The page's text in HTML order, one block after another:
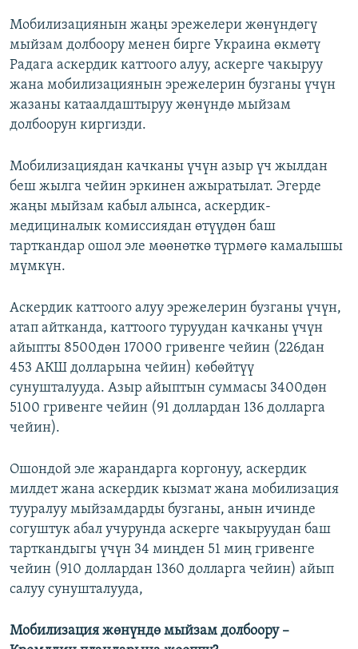
Мобилизациянын жаңы эрежелери жөнүндөгү
мыйзам долбоору менен бирге Украина өкмөтү
Радага аскердик каттоого алуу, аскерге чакыруу
жана мобилизациянын эрежелерин бузганы үчүн
жазаны катаалдаштыруу жөнүндө мыйзам
долбоорун киргизди.
Мобилизациядан качканы үчүн азыр үч жылдан
беш жылга чейин эркинен ажыратылат. Эгерде
жаңы мыйзам кабыл алынса, аскердик-
медициналык комиссиядан өтүүдөн баш
тарткандар ошол эле мөөнөткө түрмөгө камалышы
мүмкүн.
Аскердик каттоого алуу эрежелерин бузганы үчүн,
атап айтканда, каттоого туруудан качканы үчүн
айыпты 8500дөн 17000 гривенге чейин (226дан
453 АКШ долларына чейин) көбөйтүү
сунушталууда. Азыр айыптын суммасы 3400дөн
5100 гривенге чейин (91 доллардан 136 долларга
чейин).
Ошондой эле жарандарга коргонуу, аскердик
милдет жана аскердик кызмат жана мобилизация
тууралуу мыйзамдарды бузганы, анын ичинде
согуштук абал учурунда аскерге чакыруудан баш
тарткандыгы үчүн 34 миңден 51 миң гривенге
чейин (910 доллардан 1360 долларга чейин) айып
салуу сунушталууда,
Мобилизация жөнүндө мыйзам долбоору –